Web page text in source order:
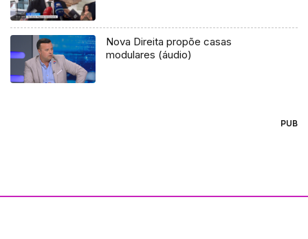
Nova Direita propõe casas
modulares (áudio)
PUB